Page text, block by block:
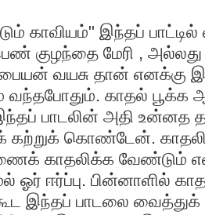
காவியம்" இந்தப்
குழந்தை மேரி ,
பையன் வயசு தான்
காதல் பூக்க
பாடலின் அதி உன்னத
கற்றுக் கொண்டேன்.
காதலிக்க வேண்டும்
ஓர் ஈர்ப்பு. பின்னாளில்
இந்தப் பாடலை வைத்துக்